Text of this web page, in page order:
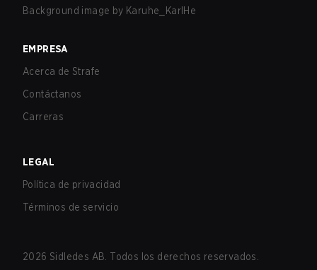
Background image by Karuhe_KarlHe
EMPRESA
Acerca de Strafe
Contáctanos
Carreras
LEGAL
Política de privacidad
Términos de servicio
2026 Sidledes AB. Todos los derechos reservados.